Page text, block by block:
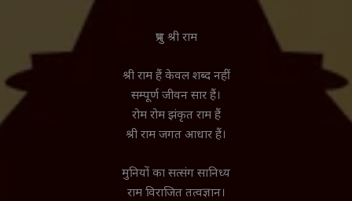
प्रभु श्री राम
श्री राम हैं केवल शब्द नहीं
सम्पूर्ण जीवन सार हैं।
रोम रोम झंकृत राम हैं
श्री राम जगत आधार हैं।
मुनियों का सत्संग सानिध्य
राम विराजित तत्वज्ञान।